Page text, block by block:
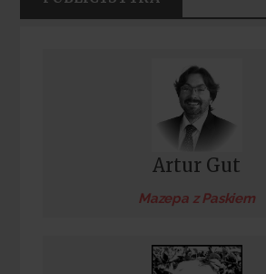
Artur Gut
Mazepa z Paskiem